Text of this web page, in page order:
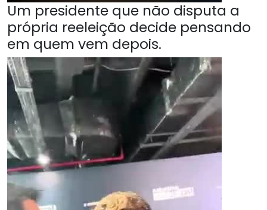
Um presidente que não disputa a
própria reeleição decide pensando
em quem vem depois.